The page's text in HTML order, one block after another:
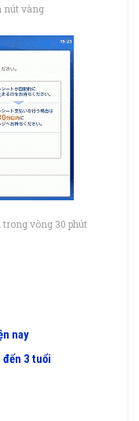
nút vàng
vòng 30 phút
nay
đến 3 tuổi